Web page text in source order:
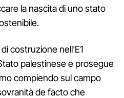
la nascita di uno stato
costruzione nell'E1
palestinese e prosegue
compiendo sul campo
de facto che